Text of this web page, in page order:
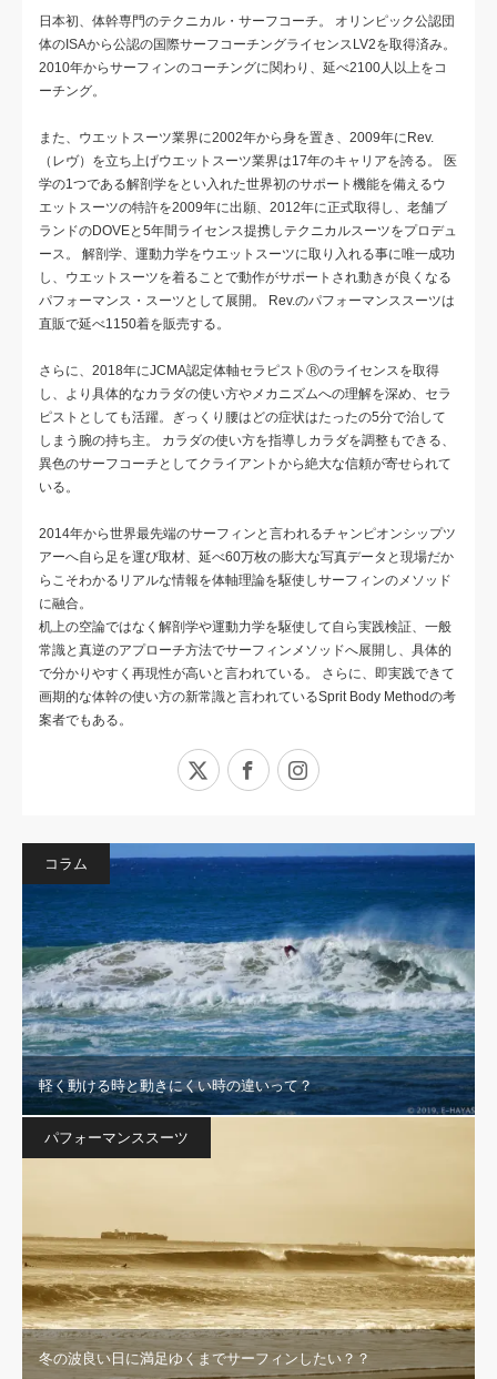
日本初、体幹専門のテクニカル・サーフコーチ。 オリンピック公認団
体のISAから公認の国際サーフコーチングライセンスLV2を取得済み。
2010年からサーフィンのコーチングに関わり、延べ2100人以上をコ
ーチング。
また、ウエットスーツ業界に2002年から身を置き、2009年にRev.
（レヴ）を立ち上げウエットスーツ業界は17年のキャリアを誇る。 医
学の1つである解剖学をとい入れた世界初のサポート機能を備えるウ
エットスーツの特許を2009年に出願、2012年に正式取得し、老舗ブ
ランドのDOVEと5年間ライセンス提携しテクニカルスーツをプロデュ
ース。 解剖学、運動力学をウエットスーツに取り入れる事に唯一成功
し、ウエットスーツを着ることで動作がサポートされ動きが良くなる
パフォーマンス・スーツとして展開。 Rev.のパフォーマンススーツは
直販で延べ1150着を販売する。
さらに、2018年にJCMA認定体軸セラピストⓇのライセンスを取得
し、より具体的なカラダの使い方やメカニズムへの理解を深め、セラ
ピストとしても活躍。ぎっくり腰はどの症状はたったの5分で治して
しまう腕の持ち主。 カラダの使い方を指導しカラダを調整もできる、
異色のサーフコーチとしてクライアントから絶大な信頼が寄せられて
いる。
2014年から世界最先端のサーフィンと言われるチャンピオンシップツ
アーへ自ら足を運び取材、延べ60万枚の膨大な写真データと現場だか
らこそわかるリアルな情報を体軸理論を駆使しサーフィンのメソッド
に融合。
机上の空論ではなく解剖学や運動力学を駆使して自ら実践検証、一般
常識と真逆のアプローチ方法でサーフィンメソッドへ展開し、具体的
で分かりやすく再現性が高いと言われている。 さらに、即実践できて
画期的な体幹の使い方の新常識と言われているSprit Body Methodの考
案者でもある。
Facebook
コラム
軽く動ける時と動きにくい時の違いって？
パフォーマンススーツ
冬の波良い日に満足ゆくまでサーフィンしたい？？